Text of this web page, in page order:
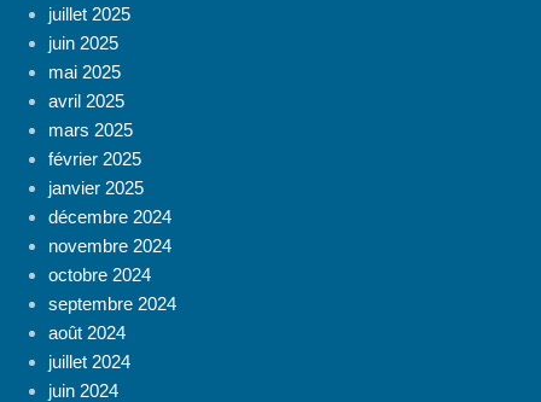
juillet 2025
juin 2025
mai 2025
avril 2025
mars 2025
février 2025
janvier 2025
décembre 2024
novembre 2024
octobre 2024
septembre 2024
août 2024
juillet 2024
juin 2024